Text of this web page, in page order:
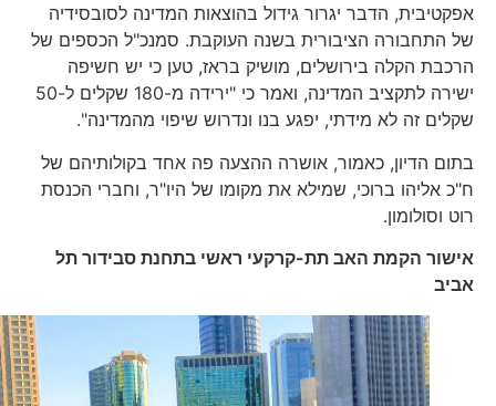
אפקטיבית, הדבר יגרור גידול בהוצאות המדינה לסובסידיה
של התחבורה הציבורית בשנה העוקבת. סמנכ"ל הכספים של
הרכבת הקלה בירושלים, מושיק בראז, טען כי יש חשיפה
ישירה לתקציב המדינה, ואמר כי "ירידה מ-180 שקלים ל-50
שקלים זה לא מידתי, יפגע בנו ונדרוש שיפוי מהמדינה".
בתום הדיון, כאמור, אושרה ההצעה פה אחד בקולותיהם של
ח"כ אליהו ברוכי, שמילא את מקומו של היו"ר, וחברי הכנסת
רוט וסולומון.
אישור הקמת האב תת-קרקעי ראשי בתחנת סבידור תל
אביב